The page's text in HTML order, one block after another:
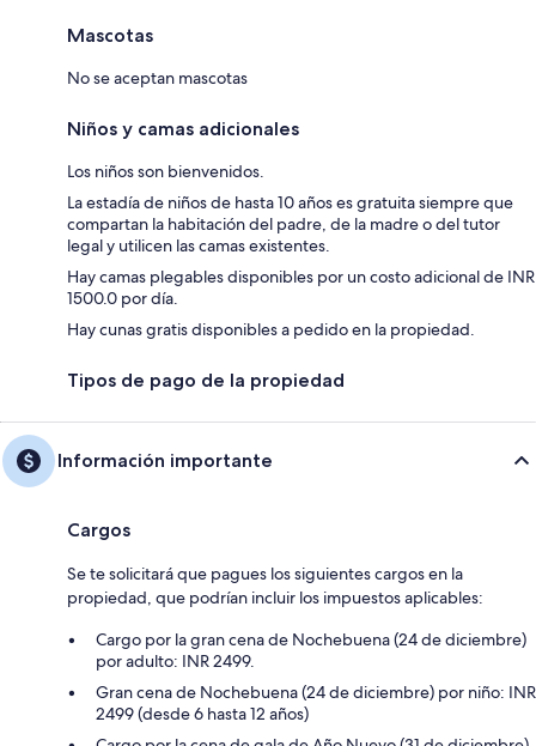
Mascotas
No se aceptan mascotas
Niños y camas adicionales
Los niños son bienvenidos.
La estadía de niños de hasta 10 años es gratuita siempre que
compartan la habitación del padre, de la madre o del tutor
legal y utilicen las camas existentes.
Hay camas plegables disponibles por un costo adicional de INR
1500.0 por día.
Hay cunas gratis disponibles a pedido en la propiedad.
Tipos de pago de la propiedad
Información importante
Cargos
Se te solicitará que pagues los siguientes cargos en la
propiedad, que podrían incluir los impuestos aplicables:
Cargo por la gran cena de Nochebuena (24 de diciembre)
por adulto: INR 2499.
Gran cena de Nochebuena (24 de diciembre) por niño: INR
2499 (desde 6 hasta 12 años)